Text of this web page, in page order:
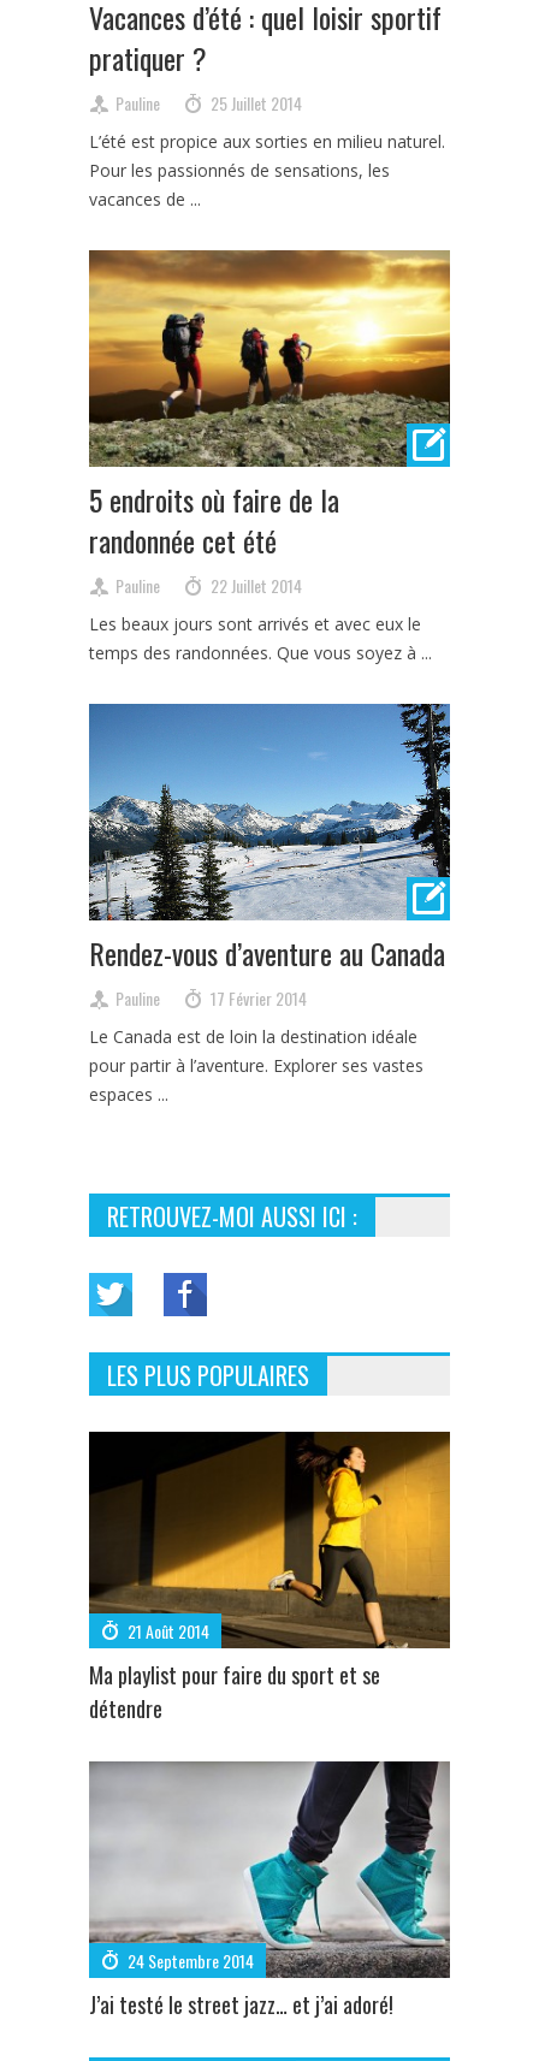
Vacances d’été : quel loisir sportif
pratiquer ?
Pauline 25 Juillet 2014
L’été est propice aux sorties en milieu naturel.
Pour les passionnés de sensations, les
vacances de ...
5 endroits où faire de la
randonnée cet été
Pauline 22 Juillet 2014
Les beaux jours sont arrivés et avec eux le
temps des randonnées. Que vous soyez à ...
Rendez-vous d’aventure au Canada
Pauline 17 Février 2014
Le Canada est de loin la destination idéale
pour partir à l’aventure. Explorer ses vastes
espaces ...
RETROUVEZ-MOI AUSSI ICI :
LES PLUS POPULAIRES
21 Août 2014
Ma playlist pour faire du sport et se
détendre
24 Septembre 2014
J’ai testé le street jazz… et j’ai adoré!